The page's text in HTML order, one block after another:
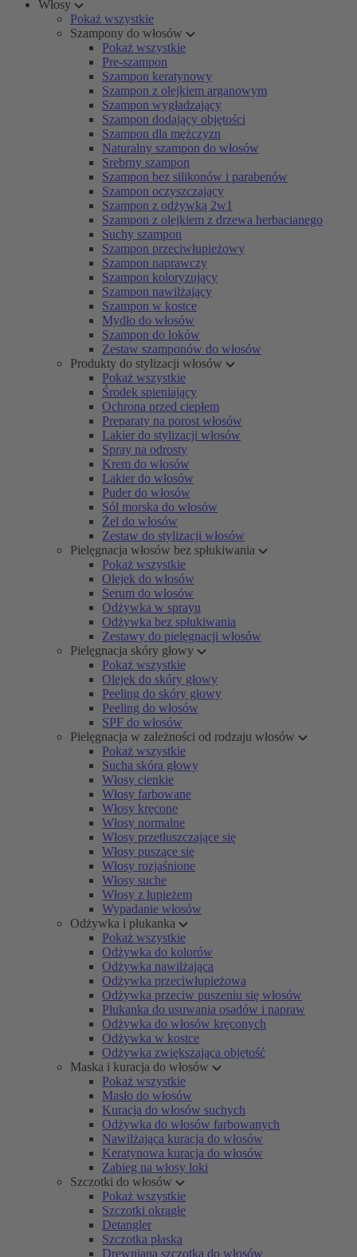
Włosy
Pokaż wszystkie
Szampony do włosów
Pokaż wszystkie
Pre-szampon
Szampon keratynowy
Szampon z olejkiem arganowym
Szampon wygładzający
Szampon dodający objętości
Szampon dla mężczyzn
Naturalny szampon do włosów
Srebrny szampon
Szampon bez silikonów i parabenów
Szampon oczyszczający
Szampon z odżywką 2w1
Szampon z olejkiem z drzewa herbacianego
Suchy szampon
Szampon przeciwłupieżowy
Szampon naprawczy
Szampon koloryzujący
Szampon nawilżający
Szampon w kostce
Mydło do włosów
Szampon do loków
Zestaw szamponów do włosów
Produkty do stylizacji włosów
Pokaż wszystkie
Środek spieniający
Ochrona przed ciepłem
Preparaty na porost włosów
Lakier do stylizacji włosów
Spray na odrosty
Krem do włosów
Lakier do włosów
Puder do włosów
Sól morska do włosów
Żel do włosów
Zestaw do stylizacji włosów
Pielęgnacja włosów bez spłukiwania
Pokaż wszystkie
Olejek do włosów
Serum do włosów
Odżywka w sprayu
Odżywka bez spłukiwania
Zestawy do pielęgnacji włosów
Pielęgnacja skóry głowy
Pokaż wszystkie
Olejek do skóry głowy
Peeling do skóry głowy
Peeling do włosów
SPF do włosów
Pielęgnacja w zależności od rodzaju włosów
Pokaż wszystkie
Sucha skóra głowy
Włosy cienkie
Włosy farbowane
Włosy kręcone
Włosy normalne
Włosy przetłuszczające się
Włosy puszące się
Włosy rozjaśnione
Włosy suche
Włosy z łupieżem
Wypadanie włosów
Odżywka i płukanka
Pokaż wszystkie
Odżywka do kolorów
Odżywka nawilżająca
Odżywka przeciwłupieżowa
Odżywka przeciw puszeniu się włosów
Płukanka do usuwania osadów i napraw
Odżywka do włosów kręconych
Odżywka w kostce
Odżywka zwiększająca objętość
Maska i kuracja do włosów
Pokaż wszystkie
Masło do włosów
Kuracja do włosów suchych
Odżywka do włosów farbowanych
Nawilżająca kuracja do włosów
Keratynowa kuracja do włosów
Zabieg na włosy loki
Szczotki do włosów
Pokaż wszystkie
Szczotki okrągłe
Detangler
Szczotka płaska
Drewniana szczotka do włosów